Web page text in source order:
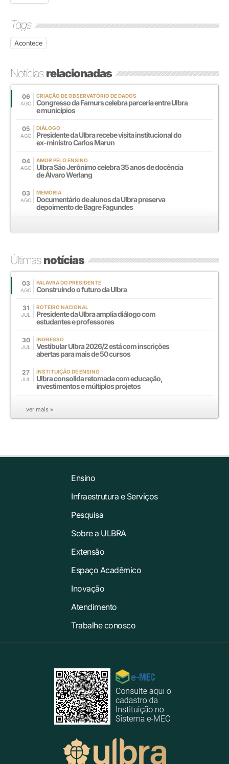
Tags
Acontece
Notíciasrelacionadas
06
AGO
CRIAÇÃO DE OBSERVATÓRIO DE DADOS
Congresso da Famurs celebra parceria entre Ulbra
e municípios
05
AGO
DIÁLOGO
Presidente da Ulbra recebe visita institucional do
ex-ministro Carlos Marun
04
AGO
AMOR PELO ENSINO
Ulbra São Jerônimo celebra 35 anos de docência
de Álvaro Werlang
03
AGO
MEMÓRIA
Documentário de alunos da Ulbra preserva
depoimento de Bagre Fagundes
Últimasnotícias
03
AGO
PALAVRA DO PRESIDENTE
Construindo o futuro da Ulbra
31
JUL
ROTEIRO NACIONAL
Presidente da Ulbra amplia diálogo com
estudantes e professores
30
JUL
INGRESSO
Vestibular Ulbra 2026/2 está com inscrições
abertas para mais de 50 cursos
27
JUL
INSTITUIÇÃO DE ENSINO
Ulbra consolida retomada com educação,
investimentos e múltiplos projetos
ver mais »
Ensino
Infraestrutura e Serviços
Pesquisa
Sobre a ULBRA
Extensão
Espaço Acadêmico
Inovação
Atendimento
Trabalhe conosco